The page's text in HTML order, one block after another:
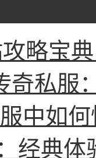
略宝
奇私服
中如
经典